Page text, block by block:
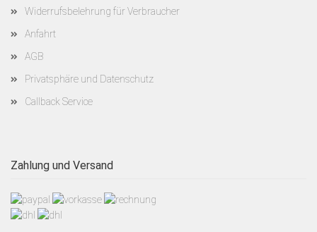
Widerrufsbelehrung für Verbraucher
Anfahrt
AGB
Privatsphäre und Datenschutz
Callback Service
Zahlung und Versand